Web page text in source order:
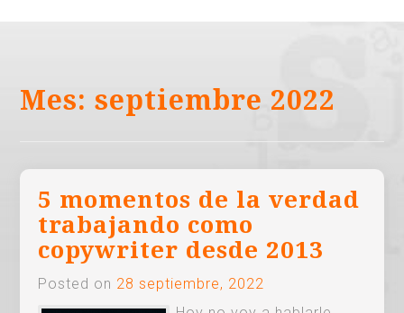
Mes:septiembre 2022
5 momentos de la verdad
trabajando como
copywriter desde 2013
Posted on 28 septiembre, 2022